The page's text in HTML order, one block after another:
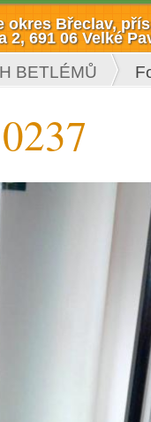
okres Břeclav,
2, 691 06 Velké
BETLÉMŮ